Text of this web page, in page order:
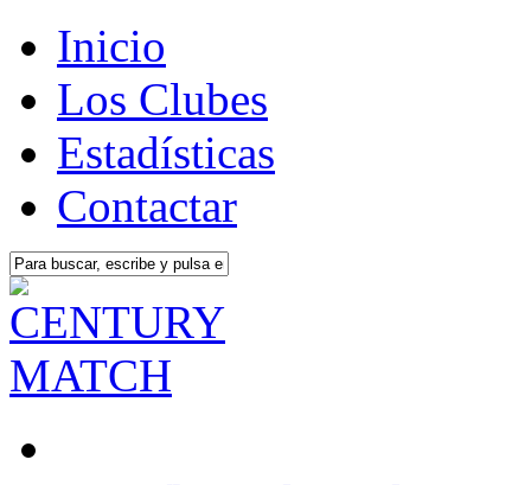
Inicio
Los Clubes
Estadísticas
Contactar